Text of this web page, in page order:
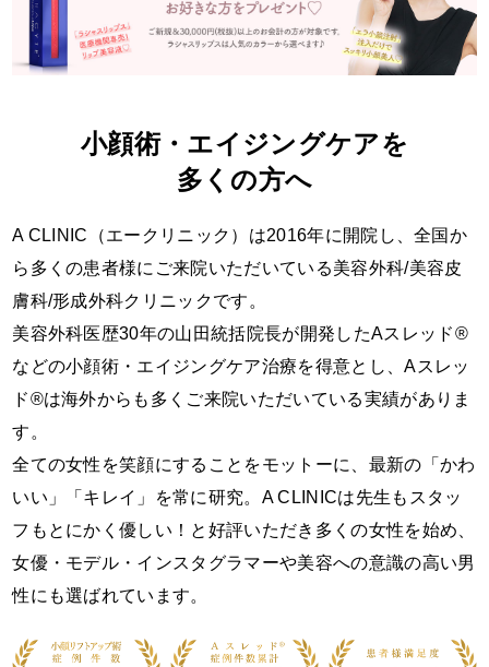
小顔術・エイジングケアを
多くの方へ
A CLINIC（エークリニック）は2016年に開院し、全国か
ら 多くの患者様にご来院いただいている美容外科/美容皮
膚科/形成外科クリニックです。
美容外科医歴30年の山田統括院長が開発したAスレッド®︎
などの小顔術・エイジングケア治療を得意とし、Aスレッ
ド®︎は海外からも多くご来院いただいている実績がありま
す。
全ての女性を笑顔にすることをモットーに、 最新の「かわ
いい」「キレイ」を常に研究。 A CLINICは先生もスタッ
フもとにかく優しい！と好評いただき 多くの女性を始め、
女優・モデル・インスタグラマーや美容への意識の高い男
性にも選ばれています。